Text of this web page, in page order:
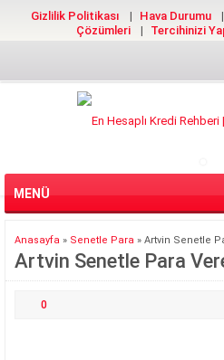
Gizlilik Politikası Hava Durumu
Çözümleri
Tercihinizi
MENÜ
Anasayfa » Senetle Para » Artvin Senetle
Artvin Senetle Para
0